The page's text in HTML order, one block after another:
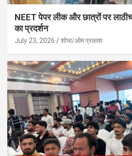
NEET पेपर लीक और छात्रों पर
का प्रदर्शन
July 23, 2026 शोभा/ओम प्रकाश